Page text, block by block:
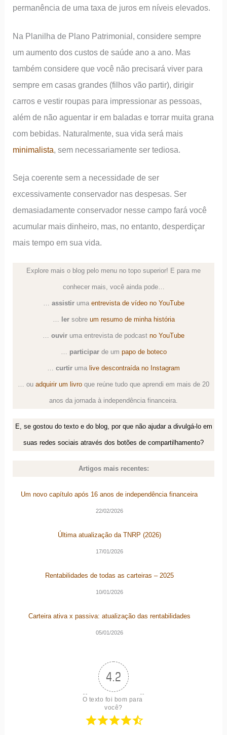
permanência de uma taxa de juros em níveis elevados.
Na Planilha de Plano Patrimonial, considere sempre
um aumento dos custos de saúde ano a ano. Mas
também considere que você não precisará viver para
sempre em casas grandes (filhos vão partir), dirigir
carros e vestir roupas para impressionar as pessoas,
além de não aguentar ir em baladas e torrar muita grana
com bebidas. Naturalmente, sua vida será mais
minimalista , sem necessariamente ser tediosa.
Seja coerente sem a necessidade de ser
excessivamente conservador nas despesas. Ser
demasiadamente conservador nesse campo fará você
acumular mais dinheiro, mas, no entanto, desperdiçar
mais tempo em sua vida.
Explore mais o blog pelo menu no topo superior! E para me
conhecer mais, você ainda pode…
… assistir uma entrevista de vídeo no YouTube
… ler sobre um resumo de minha história
… ouvir uma entrevista de podcast no YouTube
… participarde um papo de boteco
… curtir uma live descontraída no Instagram
… ou adquirir um livro que reúne tudo que aprendi em mais de 20
anos da jornada à independência financeira.
E, se gostou do texto e do blog, por que não ajudar a divulgá-lo em
suas redes sociais através dos botões de compartilhamento?
Artigos mais recentes:
Um novo capítulo após 16 anos de independência financeira
22/02/2026
Última atualização da TNRP (2026)
17/01/2026
Rentabilidades de todas as carteiras – 2025
10/01/2026
Carteira ativa x passiva: atualização das rentabilidades
05/01/2026
4.2
O texto foi bom para
você?